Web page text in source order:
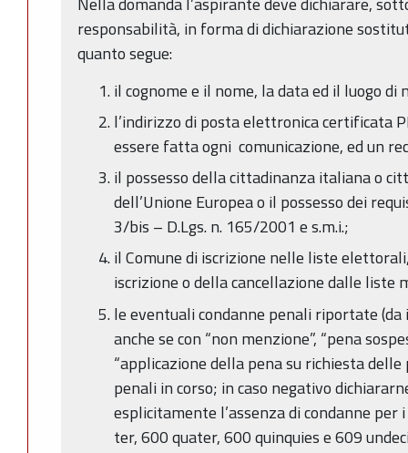
responsabilità, in forma di dichiarazione
quanto segue:
il cognome e il nome, la data ed il luogo di
l’indirizzo di posta elettronica certificata
essere fatta ogni comunicazione, ed un
il possesso della cittadinanza italiana o
dell’Unione Europea o il possesso dei
3/bis – D.Lgs. n. 165/2001 e s.m.i.;
il Comune di iscrizione nelle liste
iscrizione o della cancellazione dalle liste
le eventuali condanne penali riportate
anche se con “non menzione”, “pena
“applicazione della pena su richiesta
penali in corso; in caso negativo
esplicitamente l’assenza di condanne
ter, 600 quater, 600 quinquies e 609